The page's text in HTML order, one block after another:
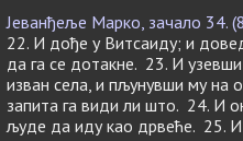
Јеванђеље Марко, зачало 34.
22. И дође у Витсаиду; и
да га се дотакне. 23. И узевши
изван села, и пљунувши му на
запита га види ли што. 24. И
људе да иду као дрвеће. 25.